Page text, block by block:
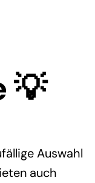
💡
Auswahl
auch